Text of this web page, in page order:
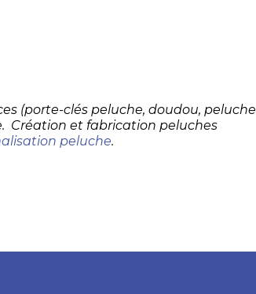
(porte-clés peluche, doudou, peluche
Création et fabrication peluches
peluche.